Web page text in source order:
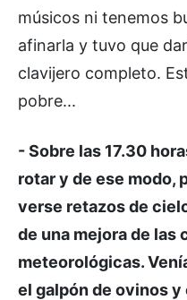
músicos ni tenemos
afinarla y tuvo que
clavijero completo.
pobre...
- Sobre las 17.30
rotar y de ese modo,
verse retazos de
de una mejora de las
meteorológicas.
el galpón de ovinos